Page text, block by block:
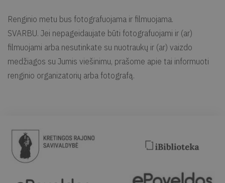
Renginio metu bus fotografuojama ir filmuojama.
SVARBU. Jei nepageidaujate būti fotografuojami ir (ar)
filmuojami arba nesutinkate su nuotraukų ir (ar) vaizdo
medžiagos su Jumis viešinimu, prašome apie tai informuoti
renginio organizatorių arba fotografą.